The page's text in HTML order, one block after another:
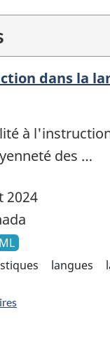
dans la
à
des …
2024
langues